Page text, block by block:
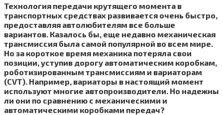
Технология передачи крутящего момента в
транспортных средствах развивается очень быстро,
предоставляя автолюбителям все больше
вариантов. Казалось бы, еще недавно механическая
трансмиссия была самой популярной во всем мире.
Но за короткое время механика потеряла свои
позиции, уступив дорогу автоматическим коробкам,
роботизированным трансмиссиям и вариаторам
(CVT). Например, вариаторы в настоящий момент
используют многие автопроизводители. Но надежны
ли они по сравнению с механическими и
автоматическими коробками передач?